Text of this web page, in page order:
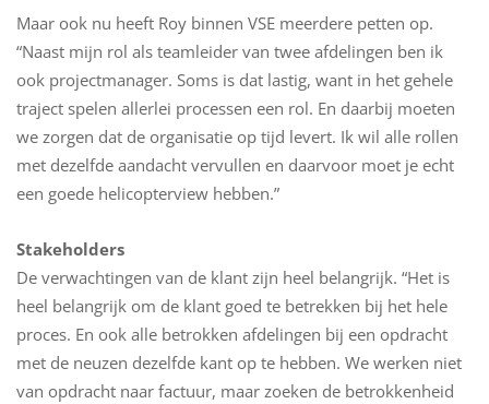
Maar ook nu heeft Roy binnen VSE meerdere petten op.
“Naast mijn rol als teamleider van twee afdelingen ben ik
ook projectmanager. Soms is dat lastig, want in het gehele
traject spelen allerlei processen een rol. En daarbij moeten
we zorgen dat de organisatie op tijd levert. Ik wil alle rollen
met dezelfde aandacht vervullen en daarvoor moet je echt
een goede helicopterview hebben.”
Stakeholders
De verwachtingen van de klant zijn heel belangrijk. “Het is
heel belangrijk om de klant goed te betrekken bij het hele
proces. En ook alle betrokken afdelingen bij een opdracht
met de neuzen dezelfde kant op te hebben. We werken niet
van opdracht naar factuur, maar zoeken de betrokkenheid